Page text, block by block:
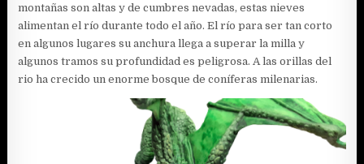
montañas son altas y de cumbres nevadas, estas nieves
alimentan el río durante todo el año. El río para ser tan corto
en algunos lugares su anchura llega a superar la milla y
algunos tramos su profundidad es peligrosa. A las orillas del
rio ha crecido un enorme bosque de coníferas milenarias.